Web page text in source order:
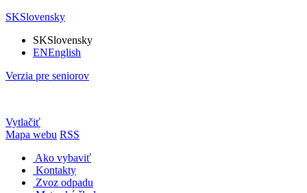
SKSlovensky
SKSlovensky
ENEnglish
Verzia pre seniorov
Vytlačiť
Mapa webu RSS
Ako vybaviť
Kontakty
Zvoz odpadu